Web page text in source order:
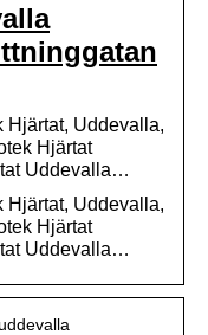
Hjärtat, Uddevalla,
Hjärtat
Uddevalla…
Hjärtat, Uddevalla,
Hjärtat
Uddevalla…